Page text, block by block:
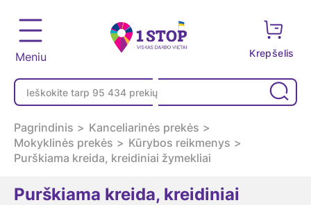
Meniu Krepšelis
Pagrindinis
Kanceliarinės prekės
Mokyklinės prekės
Kūrybos reikmenys
Purškiama kreida, kreidiniai žymekliai
Purškiama kreida, kreidiniai